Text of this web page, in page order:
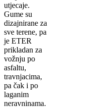
utjecaje.
Gume su
dizajnirane za
sve terene, pa
je ETER
prikladan za
vožnju po
asfaltu,
travnjacima,
pa čak i po
laganim
neravninama.